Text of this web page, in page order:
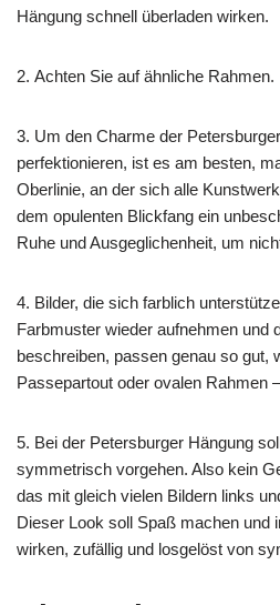
Hängung schnell überladen wirken.
2. Achten Sie auf ähnliche Rahmen.
3. Um den Charme der
perfektionieren, ist es am besten,
Oberlinie, an der sich alle
dem opulenten Blickfang ein
Ruhe und Ausgeglichenheit, um
4. Bilder, die sich farblich
Farbmuster wieder aufnehmen und
beschreiben, passen genau so gut,
Passepartout oder ovalen Rahmen
5. Bei der Petersburger Hängung
symmetrisch vorgehen. Also kein
das mit gleich vielen Bildern links
Dieser Look soll Spaß machen und
wirken, zufällig und losgelöst von